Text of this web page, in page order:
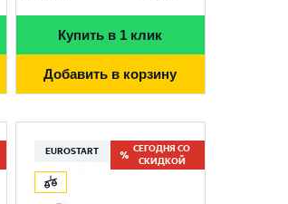
Купить в 1 клик
Добавить в корзину
EUROSTART
СЕГОДНЯ СО
СКИДКОЙ